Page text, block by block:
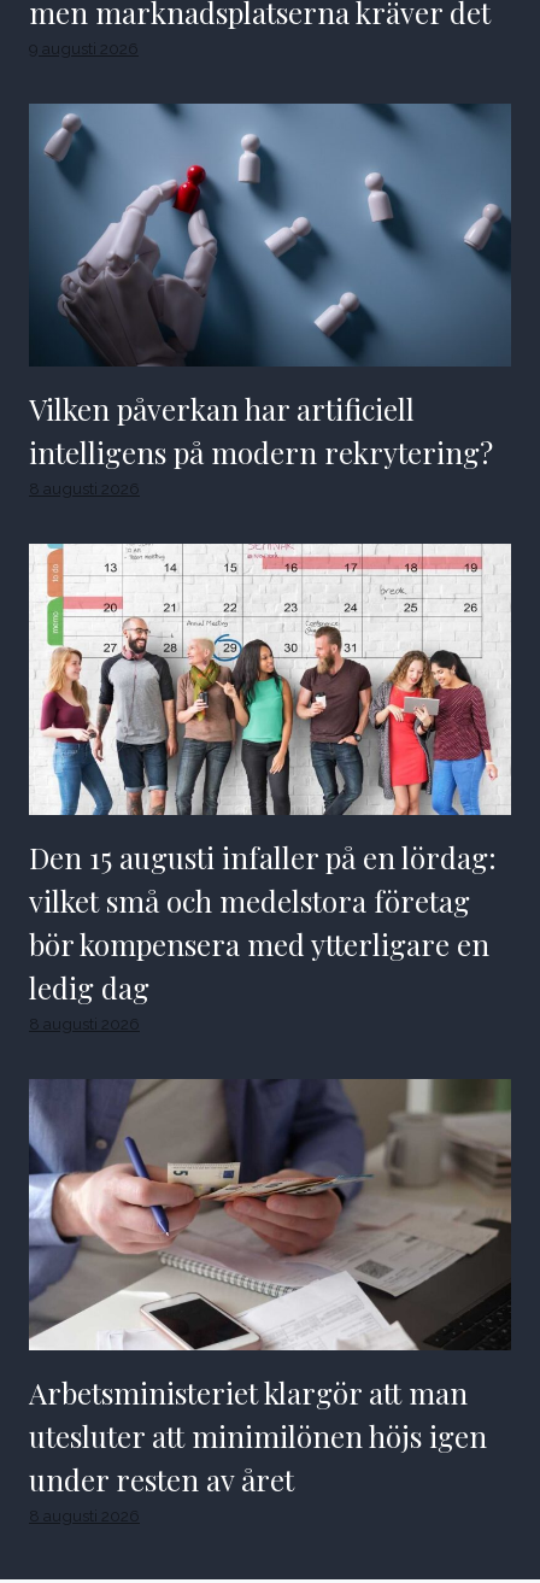
men marknadsplatserna kräver det
9 augusti 2026
Vilken påverkan har artificiell
intelligens på modern rekrytering?
8 augusti 2026
Den 15 augusti infaller på en lördag:
vilket små och medelstora företag
bör kompensera med ytterligare en
ledig dag
8 augusti 2026
Arbetsministeriet klargör att man
utesluter att minimilönen höjs igen
under resten av året
8 augusti 2026